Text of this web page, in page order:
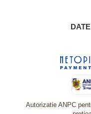
Autorizatie ANPC